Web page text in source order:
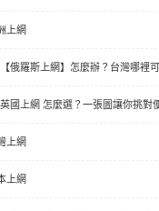
上網
【俄羅斯上網】怎麼辦？台灣哪裡
英國上網 怎麼選？一張圖讓你挑對
上網
上網